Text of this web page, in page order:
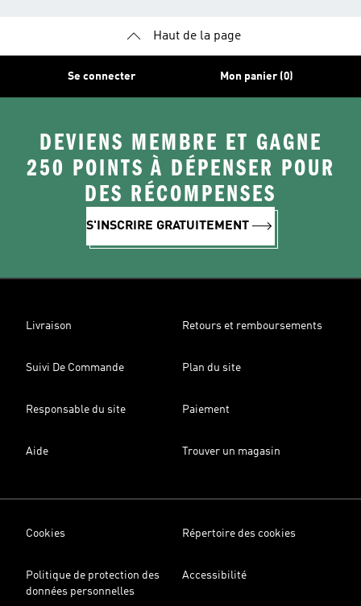
Haut de la page
Se connecter Mon panier (0)
DEVIENS MEMBRE ET GAGNE
250 POINTS À DÉPENSER POUR
DES RÉCOMPENSES
S'INSCRIRE GRATUITEMENT
Livraison Retours et remboursements
Suivi De Commande Plan du site
Responsable du site Paiement
Aide Trouver un magasin
Cookies Répertoire des cookies
Politique de protection des
données personnelles
Accessibilité